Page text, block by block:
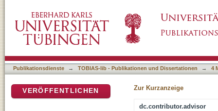
Dünnschichtrekonstruktionen und
Multidetektor-CT
Publikationsdienste → TOBIAS-lib - Publikationen und Dissertationen → 4
Zur Kurzanzeige
dc.contributor.advisor
VERÖFFENTLICHEN